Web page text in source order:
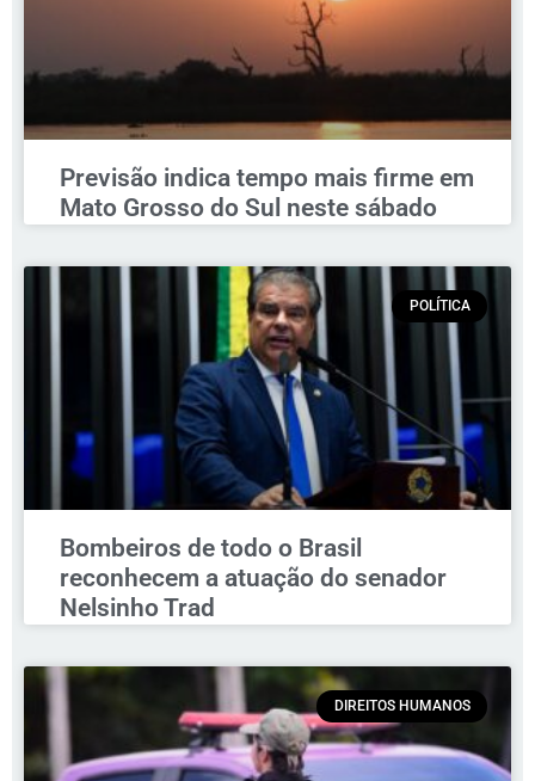
Previsão indica tempo mais firme em
Mato Grosso do Sul neste sábado
POLÍTICA
Bombeiros de todo o Brasil
reconhecem a atuação do senador
Nelsinho Trad
DIREITOS HUMANOS